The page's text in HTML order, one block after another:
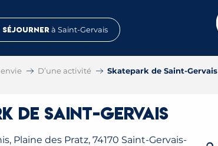
Séjourner à Saint-Gervais
envie D’une activité Skatepark de Saint-Gervais
de Saint-Gervais
Plaine des Pratz, 74170 Saint-Gervais-